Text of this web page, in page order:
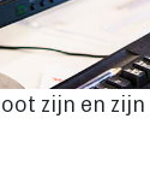
zijn en zijn